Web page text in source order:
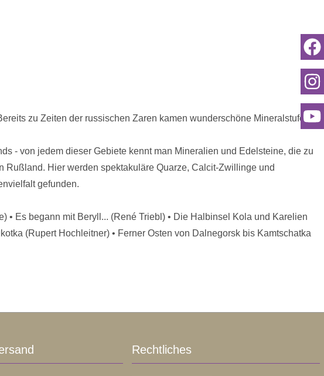
zu Zeiten der russischen Zaren kamen wunderschöne Mineralstufen in
- von jedem dieser Gebiete kennt man Mineralien und Edelsteine, die zu
Hier werden spektakuläre Quarze, Calcit-Zwillinge und
gefunden.
Es begann mit Beryll... (René Triebl) • Die Halbinsel Kola und Karelien
(Rupert Hochleitner) • Ferner Osten von Dalnegorsk bis Kamtschatka
Rechtliches